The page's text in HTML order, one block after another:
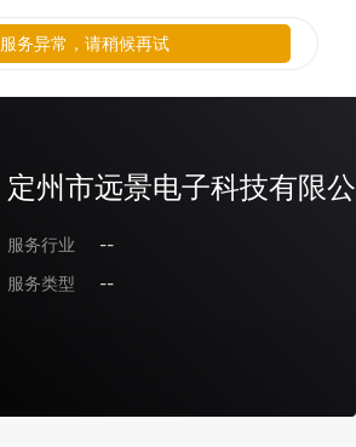
定州市远景电子科技有限
服务行业
--
服务类型
--
服务异常，请稍候再试